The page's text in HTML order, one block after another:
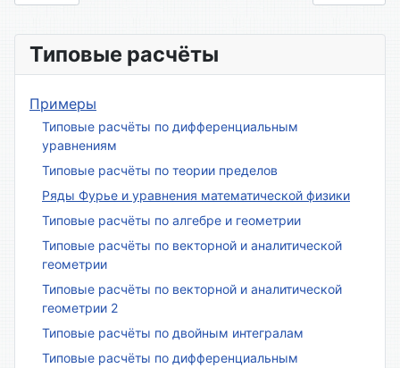
Типовые расчёты
Примеры
Типовые расчёты по дифференциальным
уравнениям
Типовые расчёты по теории пределов
Ряды Фурье и уравнения математической физики
Типовые расчёты по алгебре и геометрии
Типовые расчёты по векторной и аналитической
геометрии
Типовые расчёты по векторной и аналитической
геометрии 2
Типовые расчёты по двойным интегралам
Типовые расчёты по дифференциальным